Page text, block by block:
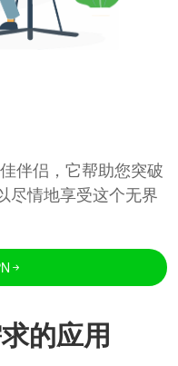
伴侣，它帮助您突破
尽情地享受这个无界
的应用